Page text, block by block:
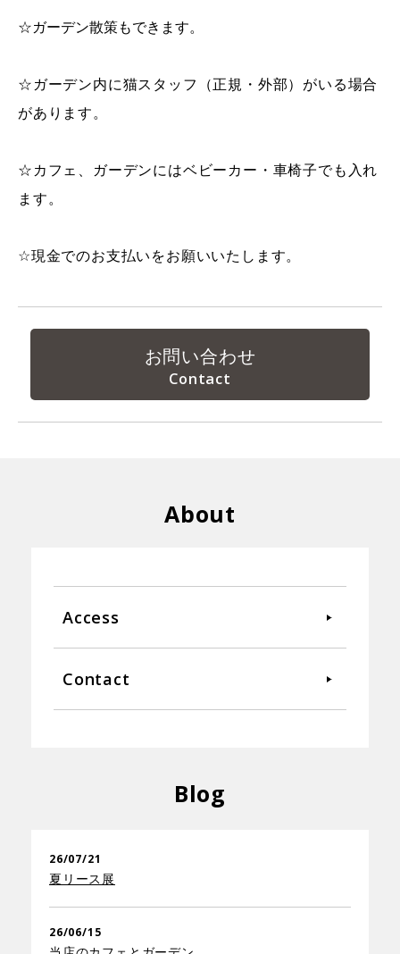
☆ガーデン散策もできます。
☆ガーデン内に猫スタッフ（正規・外部）がいる場合
があります。
☆カフェ、ガーデンにはベビーカー・車椅子でも入れ
ます。
☆現金でのお支払いをお願いいたします。
お問い合わせ
About
Access
Contact
Blog
26/07/21
夏リース展
26/06/15